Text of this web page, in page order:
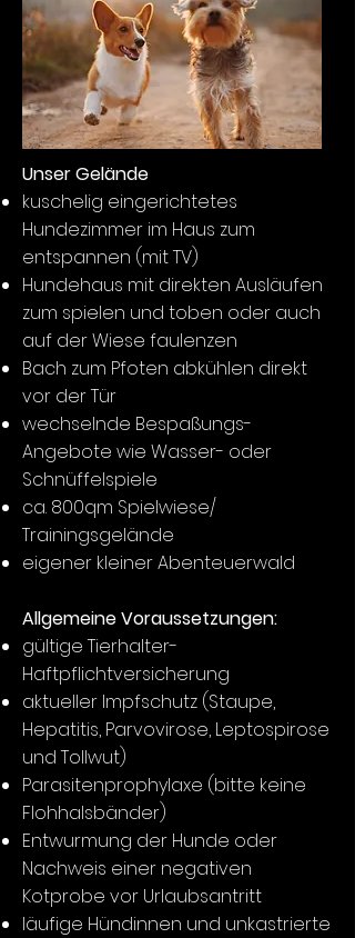
Unser Gelände
kuschelig eingerichtetes
Hundezimmer im Haus zum
entspannen (mit TV)
Hundehaus mit direkten Ausläufen
zum spielen und toben oder auch
auf der Wiese faulenzen
Bach zum Pfoten abkühlen direkt
vor der Tür
wechselnde Bespaßungs-
Angebote wie Wasser- oder
Schnüffelspiele
ca. 800qm Spielwiese/
Trainingsgelände
eigener kleiner Abenteuerwald
Allgemeine Voraussetzungen:
gültige Tierhalter-
Haftpflichtversicherung
aktueller Impfschutz (Staupe,
Hepatitis, Parvovirose, Leptospirose
und Tollwut)
Parasitenprophylaxe (bitte keine
Flohhalsbänder)
Entwurmung der Hunde oder
Nachweis einer negativen
Kotprobe vor Urlaubsantritt
läufige Hündinnen und unkastrierte